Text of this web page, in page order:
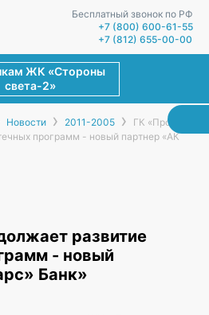
Бесплатный звонок по РФ
+7 (800) 600-61-55
+7 (812) 655-00-00
ЖК «Стороны
света-2»
Новости › 2011-2005 ›
ГК «Прок»
программ - новый партнер «АК
развитие
- новый
Банк»